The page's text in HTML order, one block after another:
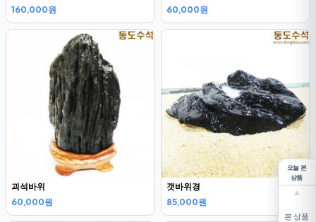
오늘 본
상품
▲
본 상품
160,000원
60,000원
괴석바위
60,000원
갯바위경
85,000원